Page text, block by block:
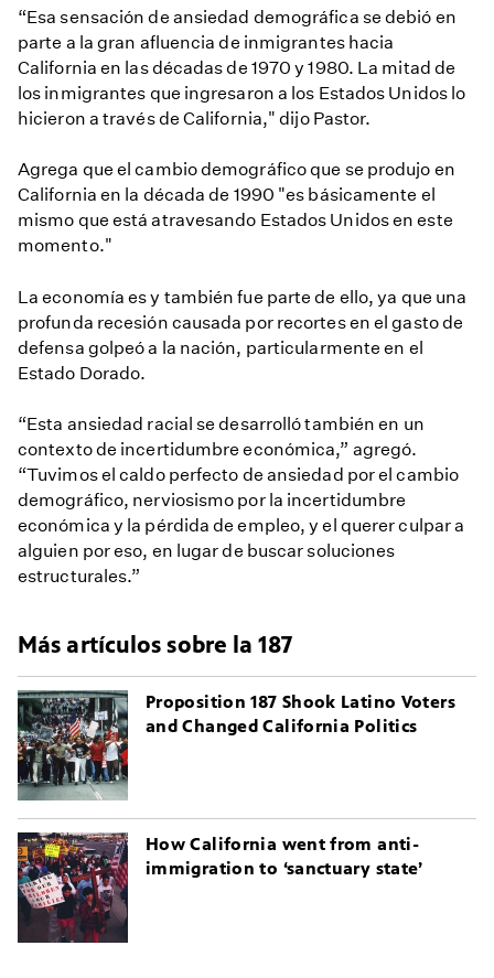
“Esa sensación de ansiedad demográfica se debió en
parte a la gran afluencia de inmigrantes hacia
California en las décadas de 1970 y 1980. La mitad de
los inmigrantes que ingresaron a los Estados Unidos lo
hicieron a través de California," dijo Pastor.
Agrega que el cambio demográfico que se produjo en
California en la década de 1990 "es básicamente el
mismo que está atravesando Estados Unidos en este
momento."
La economía es y también fue parte de ello, ya que una
profunda recesión causada por recortes en el gasto de
defensa golpeó a la nación, particularmente en el
Estado Dorado.
“Esta ansiedad racial se desarrolló también en un
contexto de incertidumbre económica,” agregó.
“Tuvimos el caldo perfecto de ansiedad por el cambio
demográfico, nerviosismo por la incertidumbre
económica y la pérdida de empleo, y el querer culpar a
alguien por eso, en lugar de buscar soluciones
estructurales.”
Más artículos sobre la 187
Proposition 187 Shook Latino Voters
and Changed California Politics
How California went from anti-
immigration to ‘sanctuary state’